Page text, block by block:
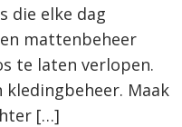
die elke dag
mattenbeheer
te laten verlopen.
kledingbeheer. Maak
[…]